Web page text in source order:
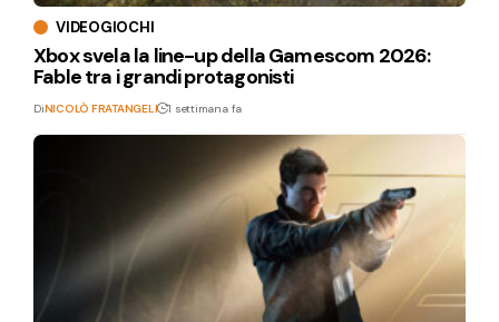
VIDEOGIOCHI
Xbox svela la line-up della Gamescom 2026:
Fable tra i grandi protagonisti
DiNICOLÒ FRATANGELI 1 settimana fa